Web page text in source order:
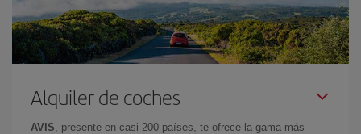
Alquiler de coches
AVIS , presente en casi 200 países, te ofrece la gama más